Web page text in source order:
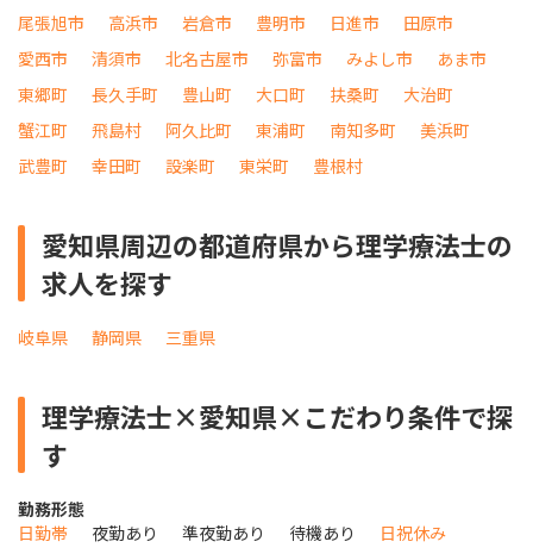
尾張旭市
高浜市 岩倉市 豊明市 日進市
田原市
愛西市
清須市 北名古屋市 弥富市 みよし市
あま市
東郷町
長久手町 豊山町 大口町 扶桑町
大治町
蟹江町
飛島村 阿久比町 東浦町 南知多町
美浜町
武豊町
幸田町 設楽町 東栄町 豊根村
愛知県周辺の都道府県から理学療法士の
求人を探す
岐阜県 静岡県 三重県
理学療法士×愛知県×こだわり条件で探
す
勤務形態
日勤帯
夜勤あり 準夜勤あり 待機あり
日祝休み